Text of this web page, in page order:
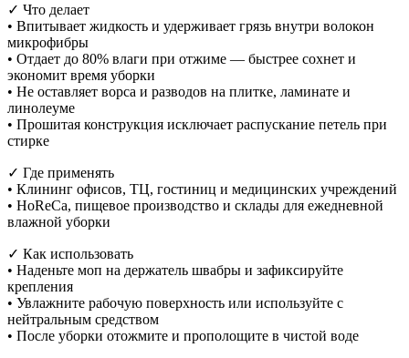
✓ Что делает
• Впитывает жидкость и удерживает грязь внутри волокон
микрофибры
• Отдает до 80% влаги при отжиме — быстрее сохнет и
экономит время уборки
• Не оставляет ворса и разводов на плитке, ламинате и
линолеуме
• Прошитая конструкция исключает распускание петель при
стирке
✓ Где применять
• Клининг офисов, ТЦ, гостиниц и медицинских учреждений
• HoReCa, пищевое производство и склады для ежедневной
влажной уборки
✓ Как использовать
• Наденьте моп на держатель швабры и зафиксируйте
крепления
• Увлажните рабочую поверхность или используйте с
нейтральным средством
• После уборки отожмите и прополощите в чистой воде